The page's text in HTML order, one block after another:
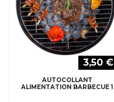
3,50 €
AUTOCOLLANT
ALIMENTATION BARBECUE 1